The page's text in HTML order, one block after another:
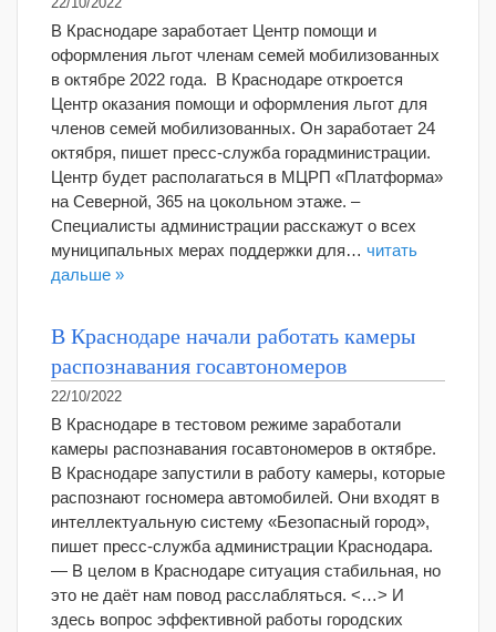
22/10/2022
В Краснодаре заработает Центр помощи и
оформления льгот членам семей мобилизованных
в октябре 2022 года. В Краснодаре откроется
Центр оказания помощи и оформления льгот для
членов семей мобилизованных. Он заработает 24
октября, пишет пресс-служба горадминистрации.
Центр будет располагаться в МЦРП «Платформа»
на Северной, 365 на цокольном этаже. –
Специалисты администрации расскажут о всех
муниципальных мерах поддержки для… читать
дальше »
В Краснодаре начали работать камеры
распознавания госавтономеров
22/10/2022
В Краснодаре в тестовом режиме заработали
камеры распознавания госавтономеров в октябре.
В Краснодаре запустили в работу камеры, которые
распознают госномера автомобилей. Они входят в
интеллектуальную систему «Безопасный город»,
пишет пресс-служба администрации Краснодара.
— В целом в Краснодаре ситуация стабильная, но
это не даёт нам повод расслабляться. <…> И
здесь вопрос эффективной работы городских